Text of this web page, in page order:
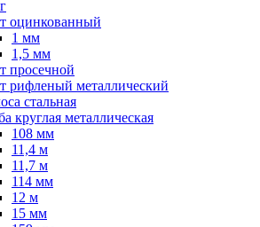
оцинкованный
1 мм
1,5 мм
просечной
рифленый металлический
стальная
круглая металлическая
108 мм
11,4 м
11,7 м
114 мм
12 м
15 мм